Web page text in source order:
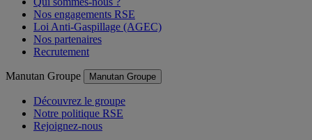
Nos engagements RSE
Loi Anti-Gaspillage (AGEC)
Nos partenaires
Recrutement
Manutan Groupe Manutan Groupe
Découvrez le groupe
Notre politique RSE
Rejoignez-nous